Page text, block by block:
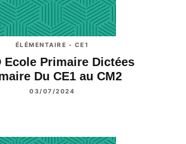
ÉLÉMENTAIRE - CE1
Ecole Primaire Dictées
Du CE1 au CM2
03/07/2024